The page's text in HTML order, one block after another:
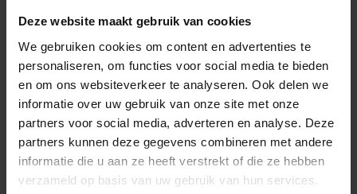
Deze website maakt gebruik van cookies
We gebruiken cookies om content en advertenties te
personaliseren, om functies voor social media te bieden
en om ons websiteverkeer te analyseren. Ook delen we
informatie over uw gebruik van onze site met onze
partners voor social media, adverteren en analyse. Deze
partners kunnen deze gegevens combineren met andere
informatie die u aan ze heeft verstrekt of die ze hebben
verzameld op basis van uw gebruik van hun services.
Wil je graag een afspraak?